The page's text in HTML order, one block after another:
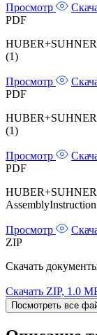
Просмотр
PDF
(1)
Просмотр
PDF
HUBER+SUHNER
(1)
Просмотр
PDF
AssemblyInstruction
Просмотр
ZIP
Скачать
Скачать ZIP, 1.0
Посмотреть все